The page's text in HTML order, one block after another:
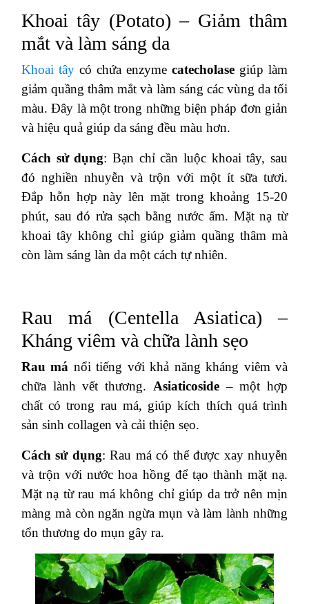
Khoai tây (Potato) – Giảm thâm
mắt và làm sáng da
Khoai tây có chứa enzyme catecholase giúp làm
giảm quầng thâm mắt và làm sáng các vùng da tối
màu. Đây là một trong những biện pháp đơn giản
và hiệu quả giúp da sáng đều màu hơn.
Cách sử dụng: Bạn chỉ cần luộc khoai tây, sau
đó nghiền nhuyễn và trộn với một ít sữa tươi.
Đắp hỗn hợp này lên mặt trong khoảng 15-20
phút, sau đó rửa sạch bằng nước ấm. Mặt nạ từ
khoai tây không chỉ giúp giảm quầng thâm mà
còn làm sáng làn da một cách tự nhiên.
Rau má (Centella Asiatica) –
Kháng viêm và chữa lành sẹo
Rau má nổi tiếng với khả năng kháng viêm và
chữa lành vết thương. Asiaticoside– một hợp
chất có trong rau má, giúp kích thích quá trình
sản sinh collagen và cải thiện sẹo.
Cách sử dụng: Rau má có thể được xay nhuyễn
và trộn với nước hoa hồng để tạo thành mặt nạ.
Mặt nạ từ rau má không chỉ giúp da trở nên mịn
màng mà còn ngăn ngừa mụn và làm lành những
tổn thương do mụn gây ra.